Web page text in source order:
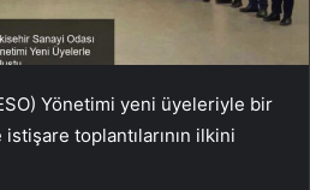
Yönetimi yeni üyeleriyle bir
toplantılarının ilkini